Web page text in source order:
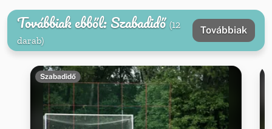
Továbbiak ebből: Szabadidő (12
darab)
Továbbiak
Szabadidő